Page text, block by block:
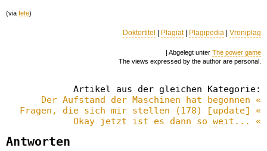
(via fefe)
Doktortitel Plagiat| Plagipedia Vroniplag
| Abgelegt unter The power game
The views expressed by the author are personal.
Artikel aus der gleichen Kategorie:
Der Aufstand der Maschinen hat begonnen «
Fragen, die sich mir stellen (178) [update] «
Okay jetzt ist es dann so weit... «
Antworten